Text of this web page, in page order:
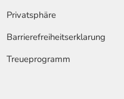
Privatsphäre
Barrierefreiheitserklarung
Treueprogramm